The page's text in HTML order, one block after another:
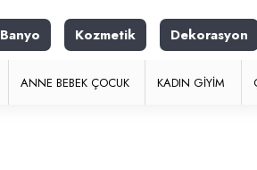
Banyo Kozmetik Dekorasyon
ANNE BEBEK ÇOCUK KADIN GIYIM